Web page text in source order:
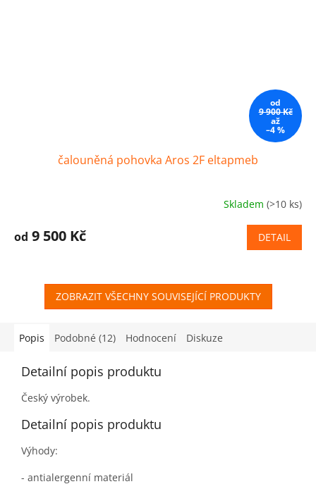
od
9 900 Kč
až
–4 %
čalouněná pohovka Aros 2F eltapmeb
Skladem (>10 ks)
od 9 500 Kč DETAIL
ZOBRAZIT VŠECHNY SOUVISEJÍCÍ PRODUKTY
Popis Podobné (12) Hodnocení Diskuze
Detailní popis produktu
Český výrobek.
Detailní popis produktu
Výhody:
- antialergenní materiál